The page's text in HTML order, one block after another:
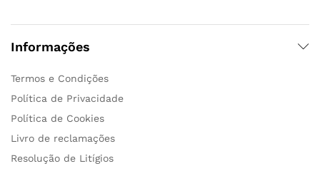
Informações
Termos e Condições
Política de Privacidade
Política de Cookies
Livro de reclamações
Resolução de Litígios